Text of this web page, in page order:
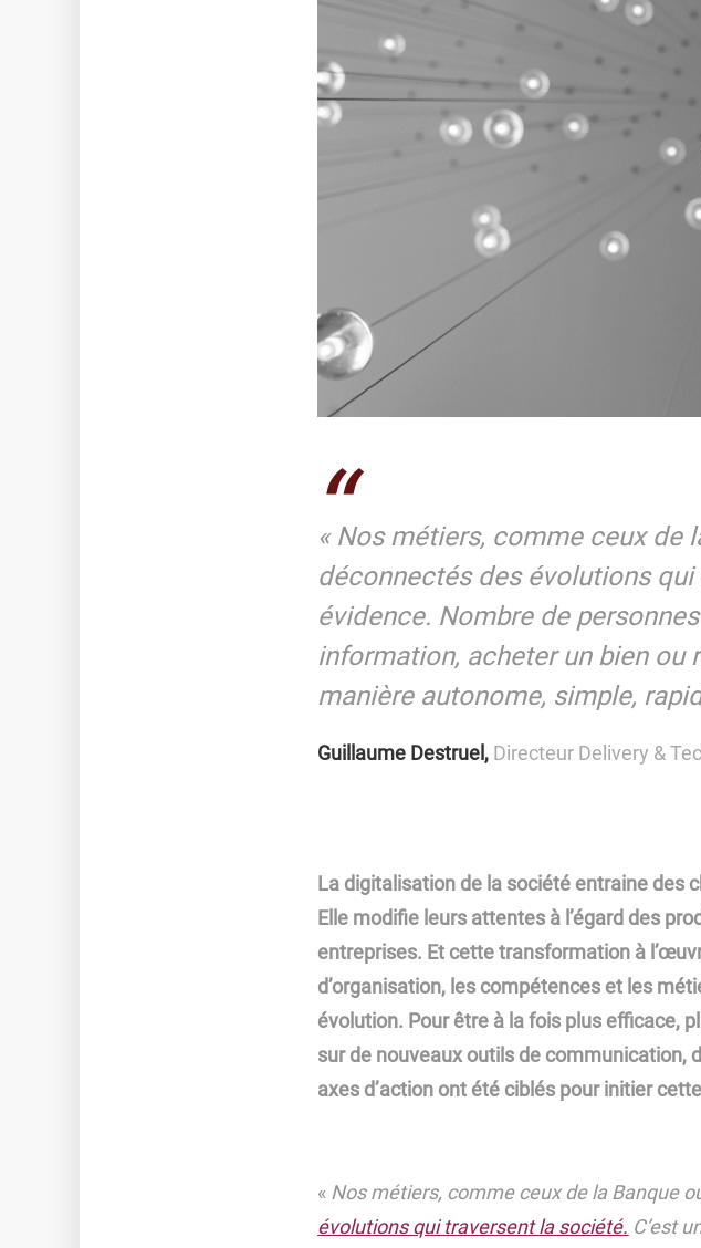
« Nos métiers, comme ceux de
déconnectés des évolutions qui
évidence. Nombre de
information, acheter un bien ou
manière autonome, simple,
Guillaume Destruel, Directeur Delivery &
La digitalisation de la société entraine des
Elle modifie leurs attentes à l’égard des
entreprises. Et cette transformation à
d’organisation, les compétences et les
évolution. Pour être à la fois plus efficace,
sur de nouveaux outils de communication,
axes d’action ont été ciblés pour initier
« Nos métiers, comme ceux de la Banque
évolutions qui traversent la société. C’est